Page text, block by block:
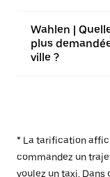
Wahlen |
plus
ville ?
* La tarification
commandez un
voulez un taxi. Dans